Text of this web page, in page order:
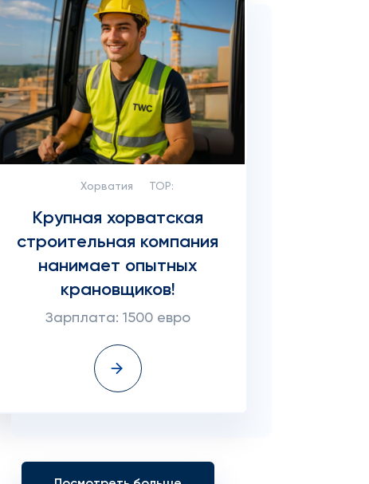
Хорватия TOP:
Крупная хорватская
строительная компания
нанимает опытных
крановщиков!
Зарплата: 1500 евро